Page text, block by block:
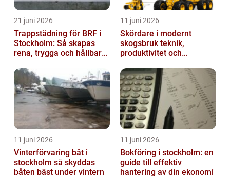
21 juni 2026
Trappstädning för BRF i
Stockholm: Så skapas
rena, trygga och hållbara
11 juni 2026
Skördare i modernt
skogsbruk teknik,
produktivitet och
11 juni 2026
Vinterförvaring båt i
stockholm så skyddas
båten bäst under vintern
11 juni 2026
Bokföring i stockholm: en
guide till effektiv
hantering av din ekonomi